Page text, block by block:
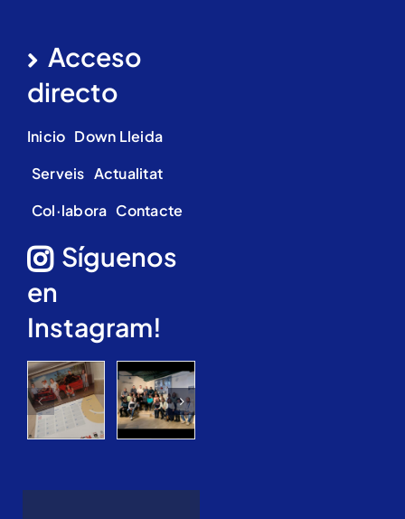
Acceso
directo
Inicio Down Lleida
Serveis Actualitat
Col·labora Contacte
Síguenos
en
Instagram!